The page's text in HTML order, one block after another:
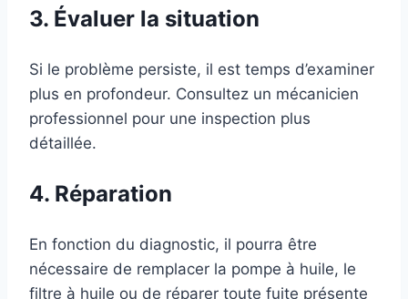
3. Évaluer la situation
Si le problème persiste, il est temps d’examiner
plus en profondeur. Consultez un mécanicien
professionnel pour une inspection plus
détaillée.
4. Réparation
En fonction du diagnostic, il pourra être
nécessaire de remplacer la pompe à huile, le
filtre à huile ou de réparer toute fuite présente